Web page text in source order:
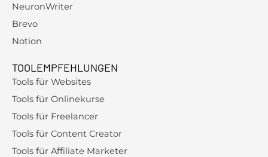
NeuronWriter
Brevo
Notion
TOOLEMPFEHLUNGEN
Tools für Websites
Tools für Onlinekurse
Tools für Freelancer
Tools für Content Creator
Tools für Affiliate Marketer